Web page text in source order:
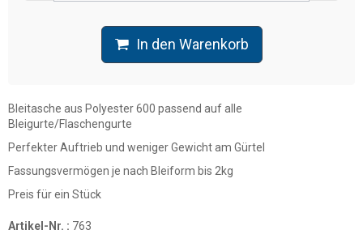
In den Warenkorb
Bleitasche aus Polyester 600 passend auf alle
Bleigurte/Flaschengurte
Perfekter Auftrieb und weniger Gewicht am Gürtel
Fassungsvermögen je nach Bleiform bis 2kg
Preis für ein Stück
Artikel-Nr. : 763